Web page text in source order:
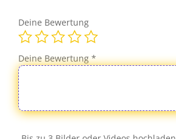
Deine Bewertung
Deine Bewertung*